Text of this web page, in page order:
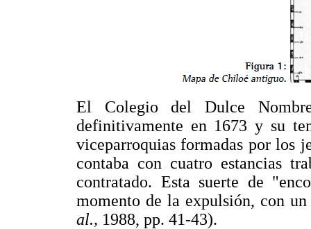
El Colegio del Dulce
definitivamente en 1673 y su
viceparroquias formadas por los
contaba con cuatro estancias
contratado. Esta suerte de
momento de la expulsión, con
al., 1988, pp. 41-43).